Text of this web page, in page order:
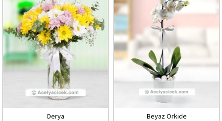
Derya Beyaz Orkide